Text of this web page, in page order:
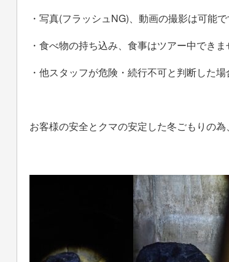
・写真(フラッシュNG)、動画の撮影は可能
・食べ物の持ち込み、食事はツアー中でき
・他スタッフが危険・続行不可と判断した
お客様の安全とクマの安定した冬ごもりの